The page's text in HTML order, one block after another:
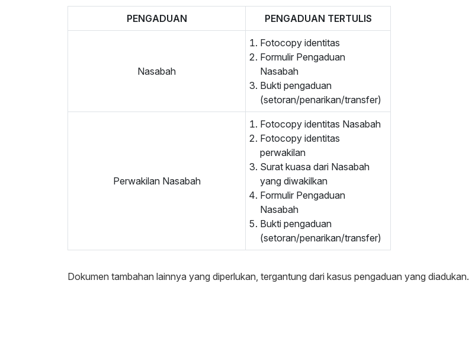
PENGADUAN PENGADUAN TERTULIS
Nasabah
Fotocopy identitas
Formulir Pengaduan
Nasabah
Bukti pengaduan
(setoran/penarikan/transfer)
Perwakilan Nasabah
Fotocopy identitas Nasabah
Fotocopy identitas
perwakilan
Surat kuasa dari Nasabah
yang diwakilkan
Formulir Pengaduan
Nasabah
Bukti pengaduan
(setoran/penarikan/transfer)
Dokumen tambahan lainnya yang diperlukan, tergantung dari kasus pengaduan yang diadukan.